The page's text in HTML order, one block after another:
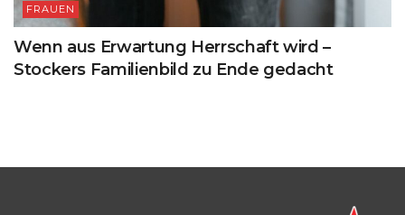
FRAUEN
Wenn aus Erwartung Herrschaft wird –
Stockers Familienbild zu Ende gedacht